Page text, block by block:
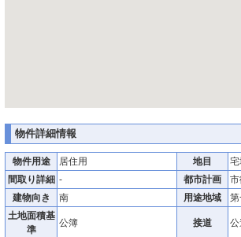
物件詳細情報
物件用途 居住用 地目
間取り詳細 - 都市計画
建物向き
南 用途地域
土地面積基
準
公簿 接道